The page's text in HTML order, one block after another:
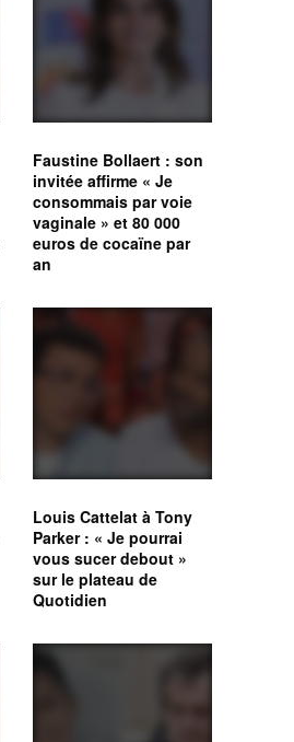
Faustine Bollaert : son
invitée affirme « Je
consommais par voie
vaginale » et 80 000
euros de cocaïne par
an
Louis Cattelat à Tony
Parker : « Je pourrai
vous sucer debout »
sur le plateau de
Quotidien